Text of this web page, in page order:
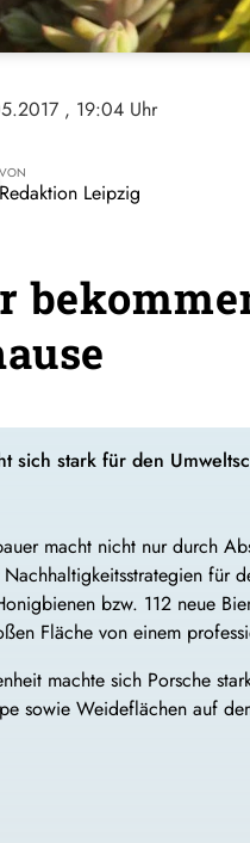
, 19:04 Uhr
VON
Redaktion Leipzig
sich stark für den
macht nicht nur durch
für
bzw. 112 neue
Fläche von einem
machte sich Porsche
sowie Weideflächen auf